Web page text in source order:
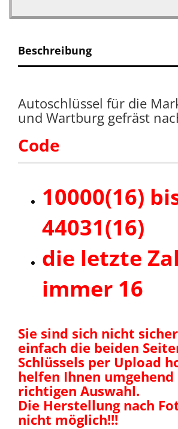
Beschreibung
Autoschlüssel für die
und Wartburg gefräst
Code
10000(16)
44031(16)
die letzte
immer 16
Sie sind sich nicht
einfach die beiden
Schlüssels per Upload
helfen Ihnen
richtigen Auswahl.
Die Herstellung nach
nicht möglich!!!